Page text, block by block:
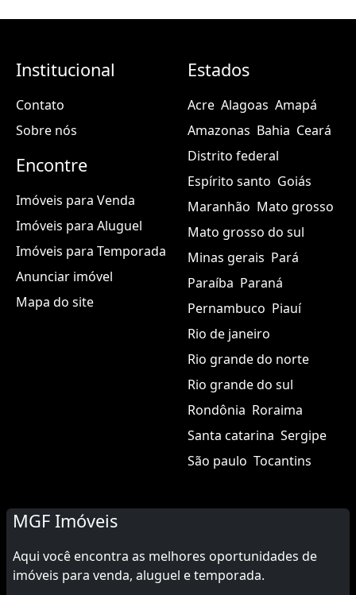
Institucional
Contato
Sobre nós
Encontre
Imóveis para Venda
Imóveis para Aluguel
Imóveis para Temporada
Anunciar imóvel
Mapa do site
Estados
Acre Alagoas Amapá
Amazonas Bahia Ceará
Distrito federal
Espírito santo Goiás
Maranhão Mato grosso
Mato grosso do sul
Minas gerais Pará
Paraíba Paraná
Pernambuco Piauí
Rio de janeiro
Rio grande do norte
Rio grande do sul
Rondônia Roraima
Santa catarina Sergipe
São paulo Tocantins
MGF Imóveis
Aqui você encontra as melhores oportunidades de
imóveis para venda, aluguel e temporada.